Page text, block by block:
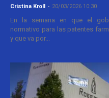
Cristina Kroll - 20/03/2026 10:30
En la semana en que el
normativo para las patentes
y que va por...